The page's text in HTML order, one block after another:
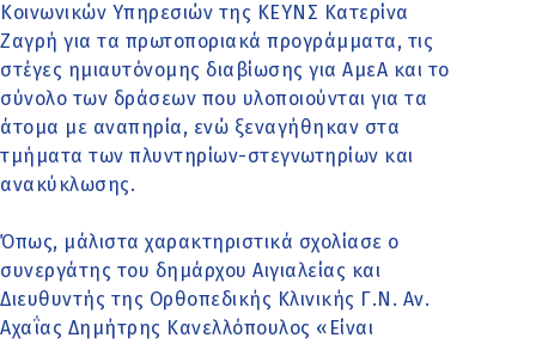
Κοινωνικών Υπηρεσιών της ΚΕΥΝΣ Κατερίνα
Ζαγρή για τα πρωτοποριακά προγράμματα, τις
στέγες ημιαυτόνομης διαβίωσης για ΑμεΑ και το
σύνολο των δράσεων που υλοποιούνται για τα
άτομα με αναπηρία, ενώ ξεναγήθηκαν στα
τμήματα των πλυντηρίων-στεγνωτηρίων και
ανακύκλωσης.
Όπως, μάλιστα χαρακτηριστικά σχολίασε ο
συνεργάτης του δημάρχου Αιγιαλείας και
Διευθυντής της Ορθοπεδικής Κλινικής Γ.Ν. Αν.
Αχαΐας Δημήτρης Κανελλόπουλος «Είναι